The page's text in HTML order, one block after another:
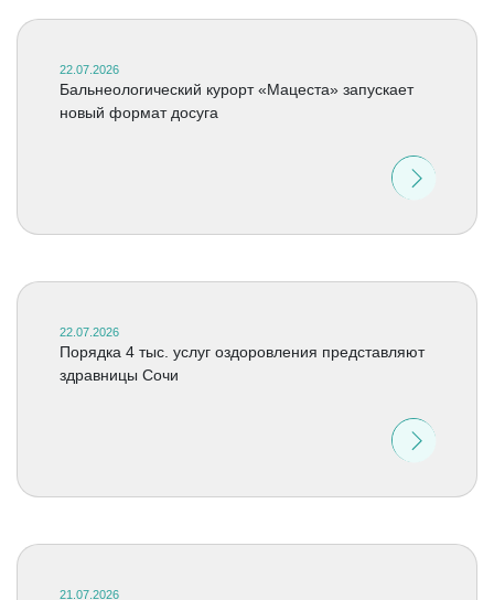
22.07.2026
Бальнеологический курорт «Мацеста» запускает
новый формат досуга
22.07.2026
Порядка 4 тыс. услуг оздоровления представляют
здравницы Сочи
21.07.2026